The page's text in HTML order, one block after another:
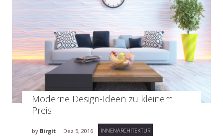
Moderne Design-Ideen zu kleinem
Preis
by Birgit Dez 5, 2016 INNENARCHITEKTUR